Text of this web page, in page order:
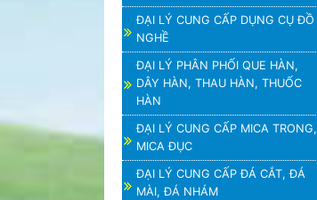
ĐẠI LÝ CUNG CẤP DỤNG CỤ ĐỒ
NGHỀ
ĐẠI LÝ PHÂN PHỐI QUE HÀN,
DÂY HÀN, THAU HÀN, THUỐC
HÀN
ĐẠI LÝ CUNG CẤP MICA TRONG,
MICA ĐỤC
ĐẠI LÝ CUNG CẤP ĐÁ CẮT, ĐÁ
MÀI, ĐÁ NHÁM